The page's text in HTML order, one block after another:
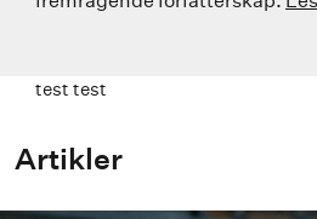
test test
Artikler